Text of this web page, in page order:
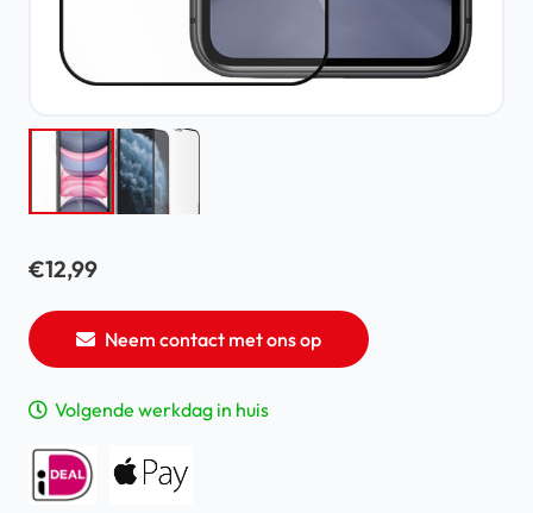
€12,99
Neem contact met ons op
Volgende werkdag in huis